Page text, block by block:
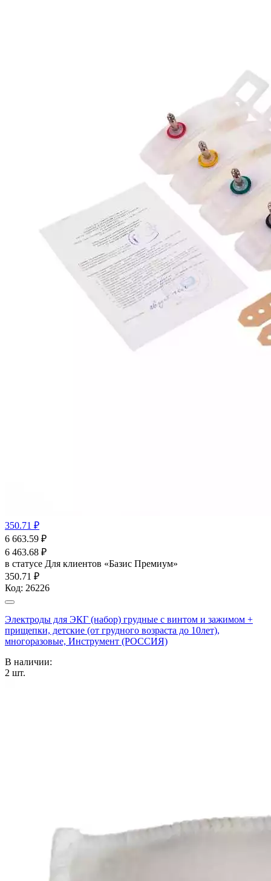
350.71 ₽
6 663.59 ₽
6 463.68 ₽
в статусе Для клиентов «Базис Премиум»
350.71 ₽
Код: 26226
Электроды для ЭКГ (набор) грудные с винтом и зажимом +
прищепки, детские (от грудного возраста до 10лет),
многоразовые, Инструмент (РОССИЯ)
В наличии:
2 шт.